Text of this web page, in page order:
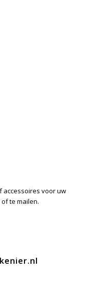
accessoires voor uw
te mailen.